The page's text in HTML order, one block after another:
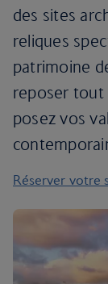
des sites
reliques
patrimoine
reposer tout
posez vos
Réserver votre